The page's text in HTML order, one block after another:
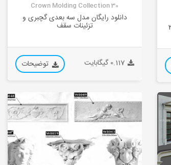
30 Crown Molding Collection
دانلود رایگان مدل سه بعدی گچبری و
تزئینات سقف
0.117 گیگابایت توضیحات